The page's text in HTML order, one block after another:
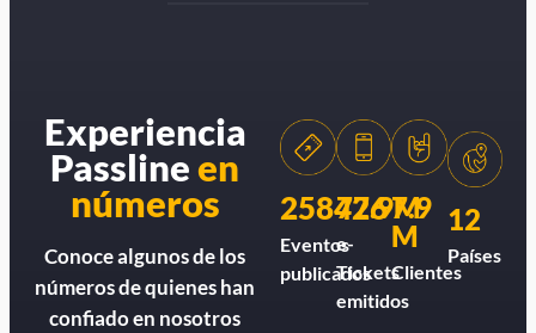
Experiencia
Passlineen
números
Conoce algunos de los
números de quienes han
confiado en nosotros
258426
Eventos
publicados
77.9M
e-
Tickets
emitidos
7.9
M
Clientes
12
Países